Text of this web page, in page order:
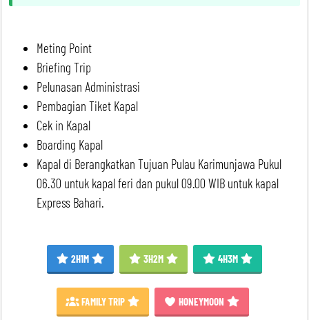
Meting Point
Briefing Trip
Pelunasan Administrasi
Pembagian Tiket Kapal
Cek in Kapal
Boarding Kapal
Kapal di Berangkatkan Tujuan Pulau Karimunjawa Pukul
06.30 untuk kapal feri dan pukul 09.00 WIB untuk kapal
Express Bahari.
2H1M 3H2M 4H3M
FAMILY TRIP HONEYMOON